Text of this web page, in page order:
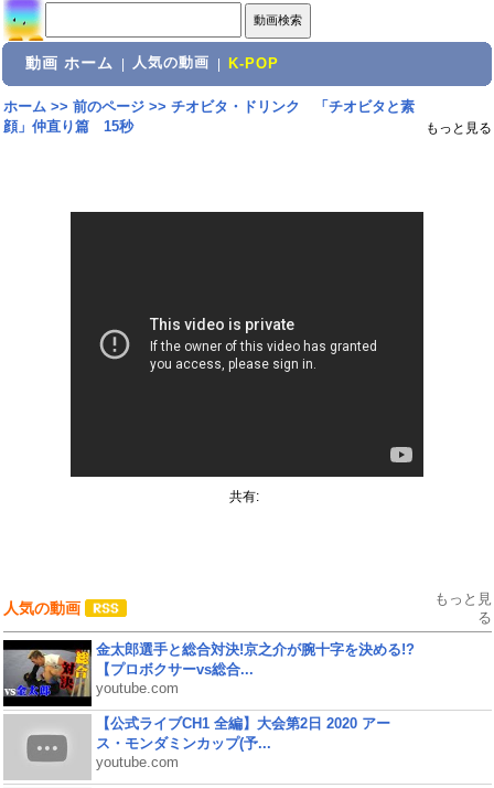
動画 ホーム 人気の動画 K-POP
ホーム>> 前のページ>> チオビタ・ドリンク 「チオビタと素
顔」仲直り篇 15秒
もっと見る
共有:
人気の動画
もっと見
る
金太郎選手と総合対決!京之介が腕十字を決める!?
【プロボクサーvs総合...
youtube.com
【公式ライブCH1 全編】大会第2日 2020 アー
ス・モンダミンカップ(予...
youtube.com